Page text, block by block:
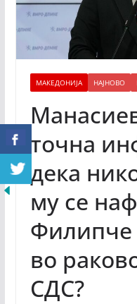
МАКЕДОНИЈА НАЈНОВО
точна
дека
му се
Филипче
во
СДС?